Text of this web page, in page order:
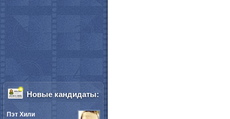
Новые кандидаты:
Пэт Хили